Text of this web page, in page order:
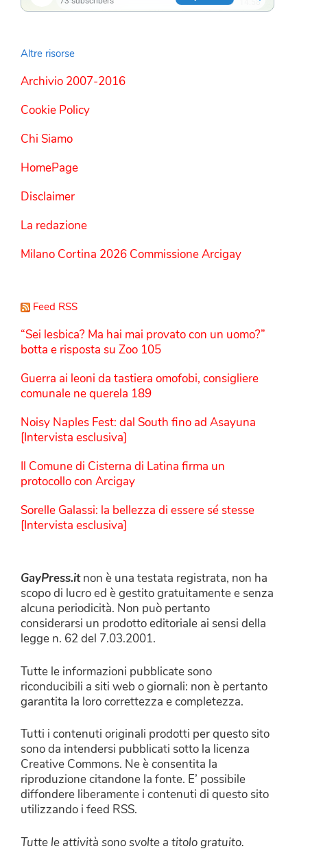
Altre risorse
Archivio 2007-2016
Cookie Policy
Chi Siamo
HomePage
Disclaimer
La redazione
Milano Cortina 2026 Commissione Arcigay
Feed RSS
“Sei lesbica? Ma hai mai provato con un uomo?”
botta e risposta su Zoo 105
Guerra ai leoni da tastiera omofobi, consigliere
comunale ne querela 189
Noisy Naples Fest: dal South fino ad Asayuna
[Intervista esclusiva]
Il Comune di Cisterna di Latina firma un
protocollo con Arcigay
Sorelle Galassi: la bellezza di essere sé stesse
[Intervista esclusiva]
GayPress.itnon è una testata registrata, non ha
scopo di lucro ed è gestito gratuitamente e senza
alcuna periodicità. Non può pertanto
considerarsi un prodotto editoriale ai sensi della
legge n. 62 del 7.03.2001.
Tutte le informazioni pubblicate sono
riconducibili a siti web o giornali: non è pertanto
garantita la loro correttezza e completezza.
Tutti i contenuti originali prodotti per questo sito
sono da intendersi pubblicati sotto la licenza
Creative Commons. Ne è consentita la
riproduzione citandone la fonte. E’ possibile
diffondere liberamente i contenuti di questo sito
utilizzando i feed RSS.
Tutte le attività sono svolte a titolo gratuito.